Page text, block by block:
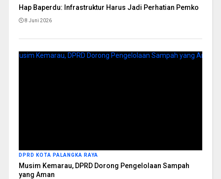
Hap Baperdu: Infrastruktur Harus Jadi Perhatian Pemko
8 Juni 2026
DPRD KOTA PALANGKA RAYA
Musim Kemarau, DPRD Dorong Pengelolaan Sampah
yang Aman